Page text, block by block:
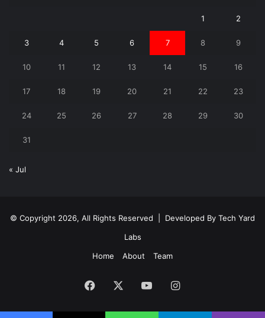
1 2
3 4 5 6 7 8 9
10 11 12 13 14 15 16
17 18 19 20 21 22 23
24 25 26 27 28 29 30
31
« Jul
© Copyright 2026, All Rights Reserved | Developed By Tech Yard
Labs
Home
About Team
Facebook YouTubeInstagram